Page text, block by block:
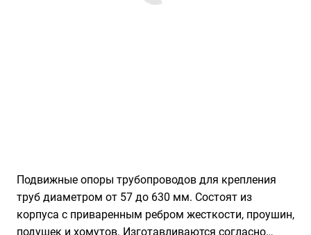
Подвижные опоры трубопроводов для крепления
труб диаметром от 57 до 630 мм. Состоят из
корпуса с приваренным ребром жесткости, проушин,
подушек и хомутов. Изготавливаются согласно